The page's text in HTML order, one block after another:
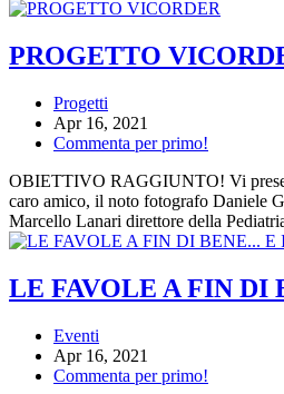
PROGETTO
Progetti
Apr 16, 2021
Commenta per primo!
OBIETTIVO RAGGIUNTO! Vi
caro amico, il noto fotografo Daniele
Marcello Lanari direttore della
LE FAVOLE A FIN DI
Eventi
Apr 16, 2021
Commenta per primo!